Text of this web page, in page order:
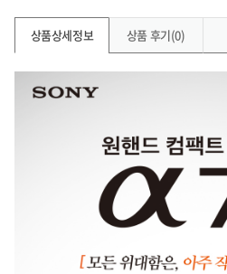
상품상세정보 상품 후기(0)